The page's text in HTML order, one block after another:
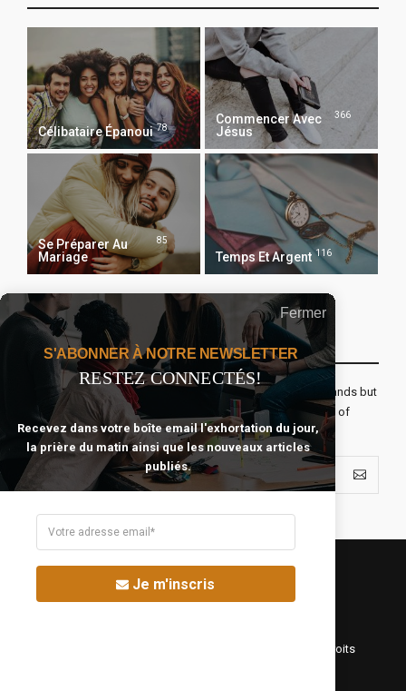
Célibataire Épanoui 78
Commencer Avec
Jésus
366
Se Préparer Au
Mariage
85
Temps Et Argent 116
Recevoir Notre Newsletter Chaque Matin
The real voyage of discovery consists not in seeking new lands but
seeing with new eyes. All journeys have secret destinations of
which the traveler is unaware.
©Fréquence Chrétienne Production 2016-2025. Tous droits
Fermer
S'ABONNER À NOTRE NEWSLETTER
RESTEZ CONNECTÉS!
Recevez dans votre boîte email l'exhortation du jour,
la prière du matin ainsi que les nouveaux articles
publiés.
Je m'inscris